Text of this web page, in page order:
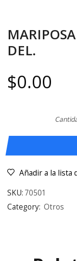
DEL.
$0.00
Añadir a la lista
SKU: 70501
Category: Otros